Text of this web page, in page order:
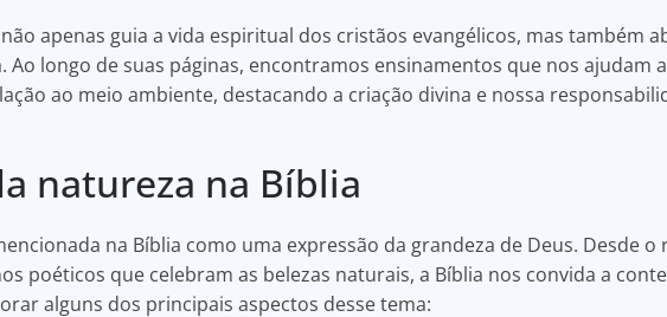
apenas guia a vida espiritual dos cristãos evangélicos, mas também
Ao longo de suas páginas, encontramos ensinamentos que nos ajudam
ao meio ambiente, destacando a criação divina e nossa
natureza na Bíblia
na Bíblia como uma expressão da grandeza de Deus. Desde o
poéticos que celebram as belezas naturais, a Bíblia nos convida a
alguns dos principais aspectos desse tema: